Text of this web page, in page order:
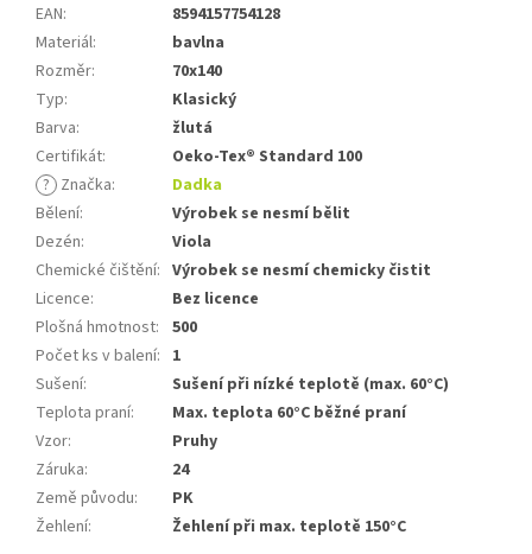
EAN:
8594157754128
Materiál:
bavlna
Rozměr:
70x140
Typ:
Klasický
Barva:
žlutá
Certifikát:
Oeko-Tex® Standard 100
? Značka:
Dadka
Bělení:
Výrobek se nesmí bělit
Dezén:
Viola
Chemické čištění: Výrobek se nesmí chemicky čistit
Licence:
Bez licence
Plošná hmotnost: 500
Počet ks v balení: 1
Sušení:
Sušení při nízké teplotě (max. 60°C)
Teplota praní:
Max. teplota 60°C běžné praní
Vzor:
Pruhy
Záruka:
24
Země původu:
PK
Žehlení: Žehlení při max. teplotě 150°C